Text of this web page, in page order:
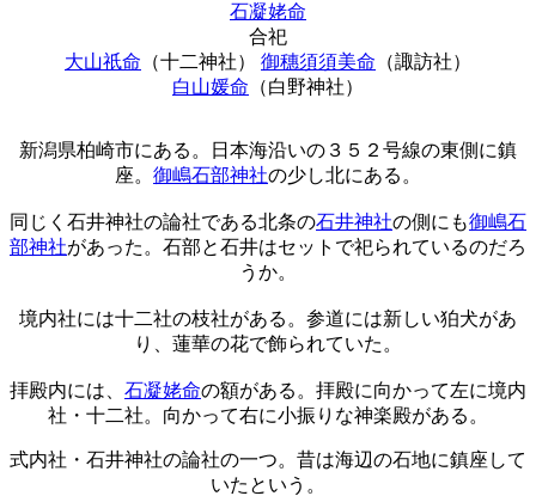
石凝姥命
合祀
大山祇命 （十二神社） 御穗須須美命 （諏訪社）
白山媛命 （白野神社）
新潟県柏崎市にある。日本海沿いの３５２号線の東側に鎮
座。 御嶋石部神社の少し北にある。
同じく石井神社の論社である北条の石井神社の側にも御嶋石
部神社があった。石部と石井はセットで祀られているのだろ
うか。
境内社には十二社の枝社がある。参道には新しい狛犬があ
り、蓮華の花で飾られていた。
拝殿内には、 石凝姥命の額がある。拝殿に向かって左に境内
社・十二社。向かって右に小振りな神楽殿がある。
式内社・石井神社の論社の一つ。昔は海辺の石地に鎮座して
いたという。